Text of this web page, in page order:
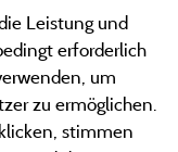
Leistung und
erforderlich
um
zu ermöglichen.
stimmen